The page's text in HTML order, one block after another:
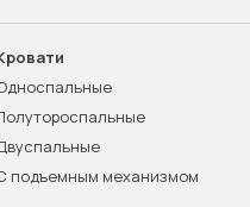
подъемным механизмом